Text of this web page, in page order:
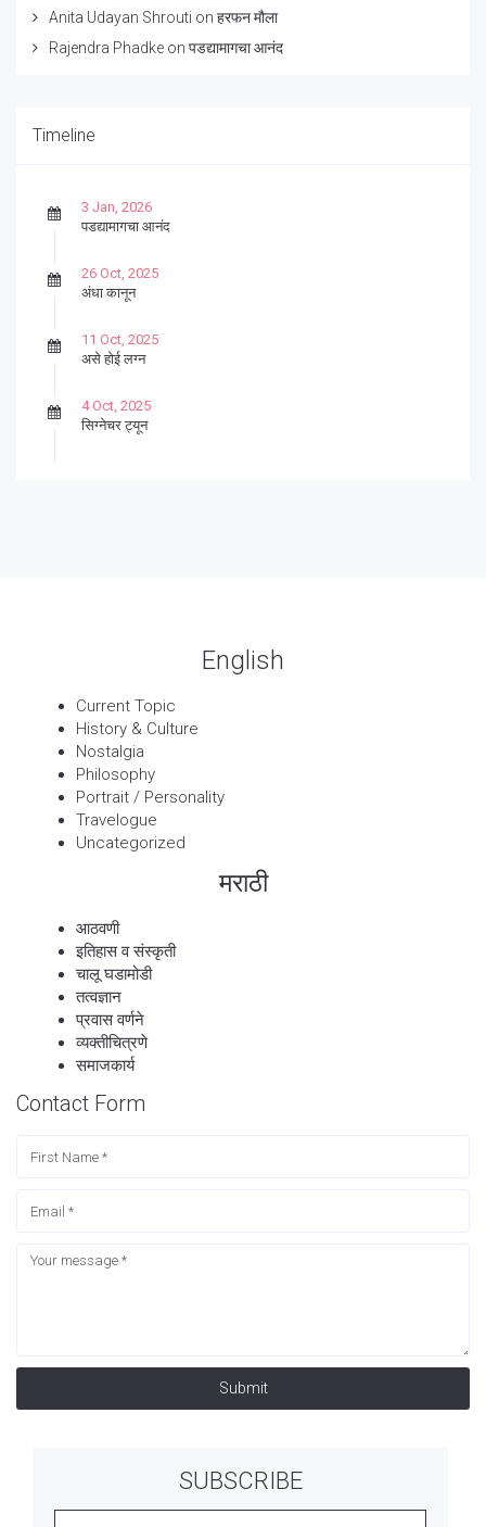
Anita Udayan Shrouti on हरफन मौला
Rajendra Phadke on पडद्यामागचा आनंद
Timeline
3 Jan, 2026
पडद्यामागचा आनंद
26 Oct, 2025
अंधा कानून
11 Oct, 2025
असे होई लग्न
4 Oct, 2025
सिग्नेचर ट्यून
English
Current Topic
History & Culture
Nostalgia
Philosophy
Portrait / Personality
Travelogue
Uncategorized
मराठी
आठवणी
इतिहास व संस्कृती
चालू घडामोडी
तत्वज्ञान
प्रवास वर्णने
व्यक्तीचित्रणे
समाजकार्य
Contact Form
Submit
SUBSCRIBE